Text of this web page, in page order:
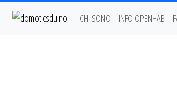
CHI SONO INFO OPENHAB